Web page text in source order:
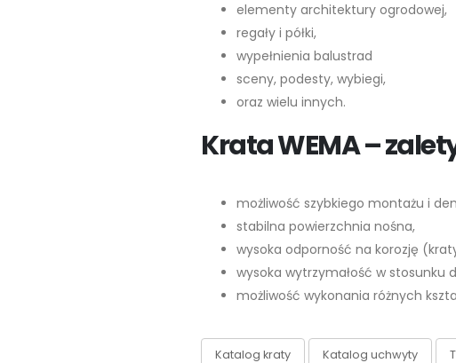
elementy architektury ogrodowej,
regały i półki,
wypełnienia balustrad
sceny, podesty, wybiegi,
oraz wielu innych.
Krata WEMA –
możliwość szybkiego montażu i
stabilna powierzchnia nośna,
wysoka odporność na korozję
wysoka wytrzymałość w stosunku
możliwość wykonania różnych
Katalog kraty Katalog uchwyty